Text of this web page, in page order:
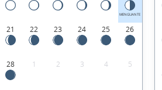
MENGUANTE
21 22 23 24 25 26
28 1 2 3 4 5